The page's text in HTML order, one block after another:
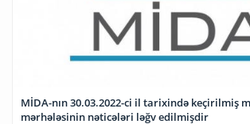
MİDA-nın 30.03.2022-ci il tarixində keçirilmiş
mərhələsinin nəticələri ləğv edilmişdir